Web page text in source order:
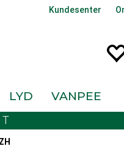
Kundesenter
LYD VANPEE